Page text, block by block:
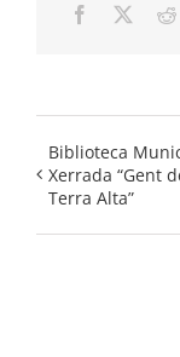
Facebook
Biblioteca
Xerrada “Gent
Terra Alta”